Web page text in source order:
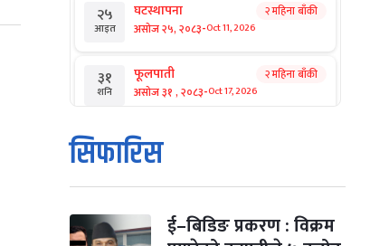
२५
आइत
घटस्थापना
असोज २५, २०८३-Oct 11, 2026
२ महिना बाँकी
३१
शनि
फूलपाती
असोज ३१ , २०८३-Oct 17, 2026
२ महिना बाँकी
१
आइत
कार्तिक सङ्क्रान्ति
कार्तिक १, २०८३
मंगल कार्तिक ३, २०८३-Oct 20, 2026
सिफारिस
ई–बिडिङ प्रकरण : विक्रम